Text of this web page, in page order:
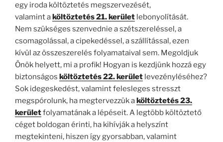
egy iroda költöztetés megszervezését,
valamint aköltöztetés 21. kerület lebonyolítását.
Nem szükséges szenvednie a szétszereléssel, a
csomagolással, a cipekedéssel, a szállítással, ezen
kívül az összeszerelés folyamataival sem. Megoldjuk
Önök helyett, mi a profik! Hogyan is kezdjünk hozzá egy
biztonságos költöztetés 22. kerület levezényléséhez?
Sok idegeskedést, valamint felesleges stresszt
megspórolunk, ha megtervezzük aköltöztetés 23.
kerületfolyamatának a lépéseit. A legtöbb költöztető
céget boldogan érinti, ha kihívják a helyszínt
megtekinteni, hiszen így gyorsabban, valamint